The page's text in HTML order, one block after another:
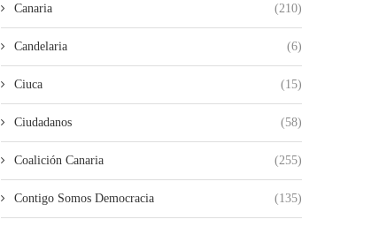
Canaria (210)
Candelaria (6)
Ciuca (15)
Ciudadanos (58)
Coalición Canaria (255)
Contigo Somos Democracia (135)